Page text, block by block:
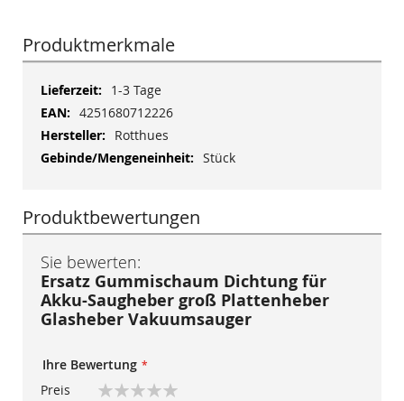
Produktmerkmale
Mehr
Informationen
1-3 Tage
4251680712226
Rotthues
Stück
Produktbewertungen
Sie bewerten:
Ersatz Gummischaum Dichtung für
Akku-Saugheber groß Plattenheber
Glasheber Vakuumsauger
Ihre Bewertung
Preis